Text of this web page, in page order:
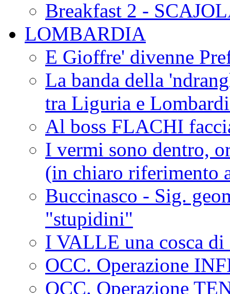
Breakfast 2 -
LOMBARDIA
E Gioffre' divenne
La banda della
tra Liguria e
Al boss FLACHI
I vermi sono dentro,
(in chiaro riferimento
Buccinasco - Sig.
"stupidini"
I VALLE una cosca
OCC. Operazione
OCC. Operazione